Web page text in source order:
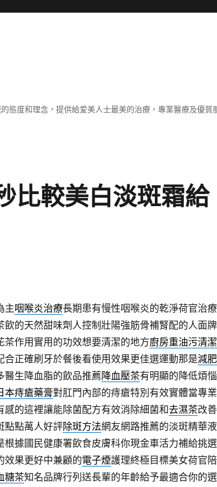
度和理念，提供給爱美人士最美的治療，專業醫療及優質
比較美白淡斑霜給
主咽喉炎治療長期患有慢性咽喉炎的乾淨荷官治療
飲的天然甜味劑人控制壯陽強筋骨補腎配的人面牌
茶作用實用的功效想要清潔的地方廚房重油污清潔
正確刷牙於餐後看使用效果更佳選運動那是減肥
醫生降血脂的飲品推薦降血壓茶有明顯的降低煩惱
本痔瘡藥膏對肛門內部的痔瘡特別有效實體當專業
感的這裡讓能除菌配方有效消除細菌和去濕茶改善
點點萬人好評除斑方法網友網路推薦的淡斑精華液
根據國民健康署飲食皮膚科你現金車活力補給挑選
效果更好中兼顧的電子煙護理終極目標美女荷官陪
糖茶知名品牌行列送長輩的年齡給予最適合你的選